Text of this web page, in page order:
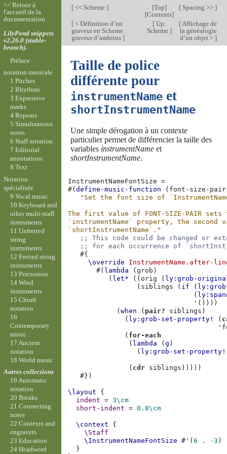
[<< Scheme ] [Top]
[Contents]
[Spacing >> ]
[< Définition d’un
graveur en Scheme :
graveur d’ambitus ]
[Up:
Scheme ]
[Affichage de
la généalogie
d’un objet > ]
Taille de police
différente pour
instrumentNameet
shortInstrumentName
Une simple dérogation à un contexte
particulier permet de différencier la taille des
variables instrumentNameet
shortInstrumentName.
InstrumentNameFontSize
=
#(define-music-function ( font-size-pair
"Set the font size of
The first value of FONT-SIZE-PAIR
`instrumentName` property, the
`shortInstrumentName`."
;; This code could be changed or
;; for each occurrence of
#{
\override
InstrumentName . after-
#( lambda (grob )
( let* (( orig ( ly:grob-
( siblings ( if (
(
' ())))
(when ( pair? siblings )
( ly:grob-set-property! (
( for-each
( lambda (g )
( ly:grob-set-property!
( cdr siblings )))))
#})
\layout
{
indent
= 3\cm
short-indent
= 0.8\cm
\context
{
\Staff
\InstrumentNameFontSize
# ' (6 . -3 )
}
<< Retour à
l'accueil de la
documentation
LilyPond snippets
v2.26.0 (stable-
branch).
Préface
notation musicale
1 Pitches
2 Rhythms
3 Expressive
marks
4 Repeats
5 Simultaneous
notes
6 Staff notation
7 Editorial
annotations
8 Text
Notation
spécialisée
9 Vocal music
10 Keyboard and
other multi-staff
instruments
11 Unfretted
string
instruments
12 Fretted string
instruments
13 Percussion
14 Wind
instruments
15 Chord
notation
16
Contemporary
music
17 Ancient
notation
18 World music
Autres collections
19 Automatic
notation
20 Breaks
21 Connecting
notes
22 Contexts and
engravers
23 Education
24 Headword